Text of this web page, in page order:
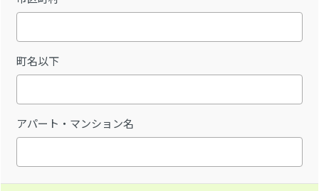
町名以下
アパート・マンション名